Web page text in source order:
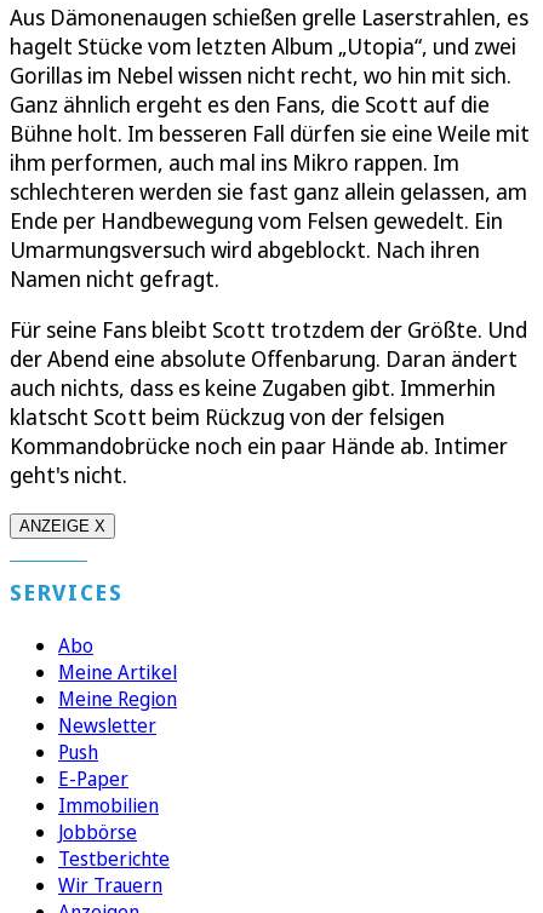
Aus Dämonenaugen schießen grelle Laserstrahlen, es
hagelt Stücke vom letzten Album „Utopia“, und zwei
Gorillas im Nebel wissen nicht recht, wo hin mit sich.
Ganz ähnlich ergeht es den Fans, die Scott auf die
Bühne holt. Im besseren Fall dürfen sie eine Weile mit
ihm performen, auch mal ins Mikro rappen. Im
schlechteren werden sie fast ganz allein gelassen, am
Ende per Handbewegung vom Felsen gewedelt. Ein
Umarmungsversuch wird abgeblockt. Nach ihren
Namen nicht gefragt.
Für seine Fans bleibt Scott trotzdem der Größte. Und
der Abend eine absolute Offenbarung. Daran ändert
auch nichts, dass es keine Zugaben gibt. Immerhin
klatscht Scott beim Rückzug von der felsigen
Kommandobrücke noch ein paar Hände ab. Intimer
geht's nicht.
ANZEIGE X
SERVICES
Abo
Meine Artikel
Meine Region
Newsletter
Push
E-Paper
Immobilien
Jobbörse
Testberichte
Wir Trauern